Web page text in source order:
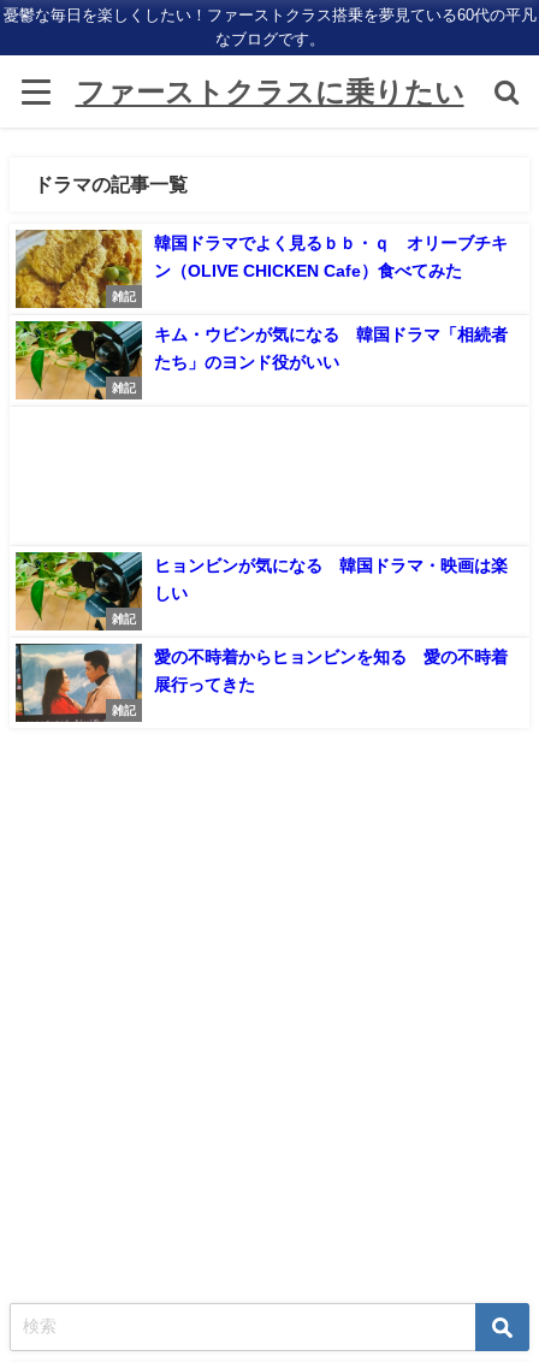
憂鬱な毎日を楽しくしたい！ファーストクラス搭乗を夢見ている60代の平凡
なブログです。
ファーストクラスに乗りたい
ドラマの記事一覧
雑記
韓国ドラマでよく見るｂｂ・ｑ オリーブチキ
ン（OLIVE CHICKEN Cafe）食べてみた
雑記
キム・ウビンが気になる 韓国ドラマ「相続者
たち」のヨンド役がいい
雑記
ヒョンビンが気になる 韓国ドラマ・映画は楽
しい
雑記
愛の不時着からヒョンビンを知る 愛の不時着
展行ってきた